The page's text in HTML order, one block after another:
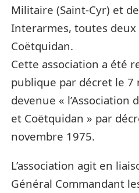
Militaire (Saint-Cyr) et
Interarmes, toutes deux
Coëtquidan.
Cette association a été
publique par décret le 7
devenue « l’Association
et Coëtquidan » par
novembre 1975.
L’association agit en
Général Commandant